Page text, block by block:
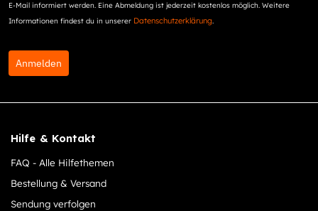
E-Mail informiert werden. Eine Abmeldung ist jederzeit kostenlos möglich. Weitere
Informationen findest du in unserer Datenschutzerklärung.
Anmelden
Hilfe & Kontakt
FAQ - Alle Hilfethemen
Bestellung & Versand
Sendung verfolgen